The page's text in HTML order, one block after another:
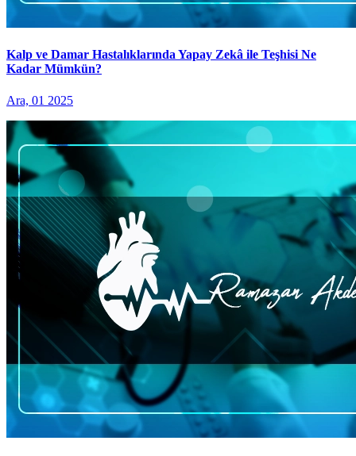
Kalp ve Damar Hastalıklarında Yapay Zekâ ile Teşhisi Ne
Kadar Mümkün?
Ara, 01 2025